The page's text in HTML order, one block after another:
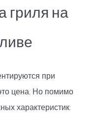
гриля на
при
цена. Но помимо
характеристик: